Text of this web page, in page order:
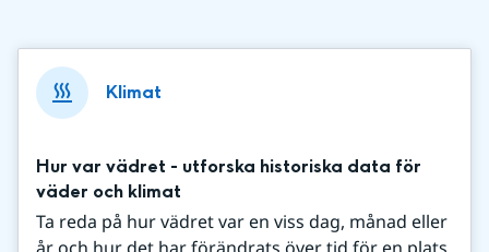
Klimat
Hur var vädret - utforska historiska data för
väder och klimat
Ta reda på hur vädret var en viss dag, månad eller
år och hur det har förändrats över tid för en plats